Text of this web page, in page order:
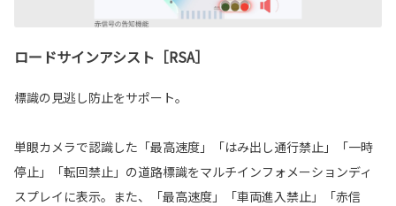
ロードサインアシスト［RSA］
標識の見逃し防止をサポート。
単眼カメラで認識した「最高速度」「はみ出し通行禁止」「一時
停止」「転回禁止」の道路標識をマルチインフォメーションディ
スプレイに表示。また、「最高速度」「車両進入禁止」「赤信